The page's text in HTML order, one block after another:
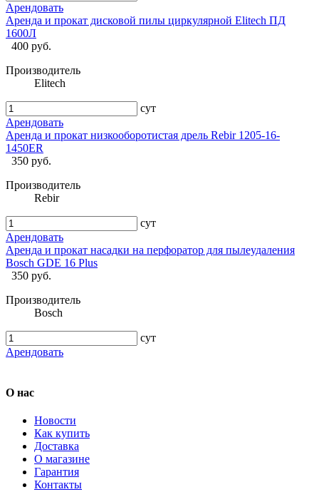
Арендовать
Аренда и прокат дисковой пилы циркулярной Elitech ПД
1600Л
400 руб.
Производитель
Elitech
сут
Арендовать
Аренда и прокат низкооборотистая дрель Rebir 1205-16-
1450ER
350 руб.
Производитель
Rebir
сут
Арендовать
Аренда и прокат насадки на перфоратор для пылеудаления
Bosch GDE 16 Plus
350 руб.
Производитель
Bosch
сут
Арендовать
О нас
Новости
Как купить
Доставка
О магазине
Гарантия
Контакты